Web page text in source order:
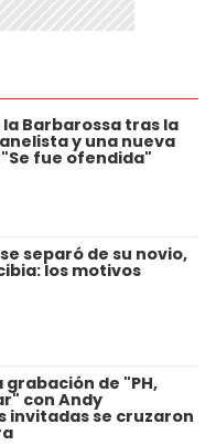
la Barbarossa tras la
y una nueva
fue ofendida"
separó de su novio,
los motivos
grabación de "PH,
con Andy
invitadas se cruzaron